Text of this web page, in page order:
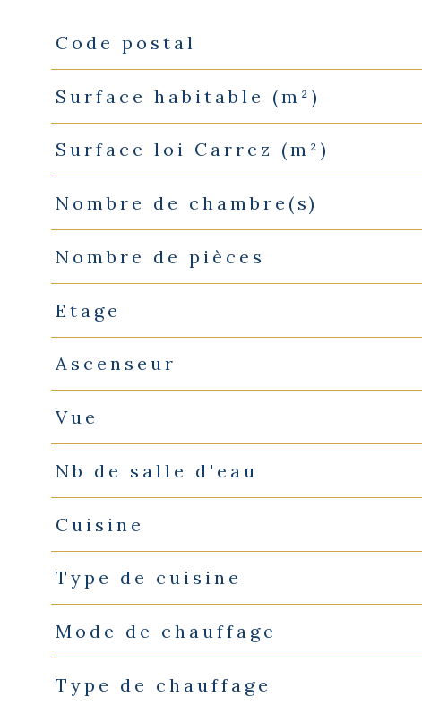
Caractéristiques Valeurs
Code postal
Surface habitable (m²)
Surface loi Carrez (m²)
Nombre de chambre(s)
Nombre de pièces
Etage
Ascenseur
Vue
Nb de salle d'eau
Cuisine
Type de cuisine
Mode de chauffage
Type de chauffage